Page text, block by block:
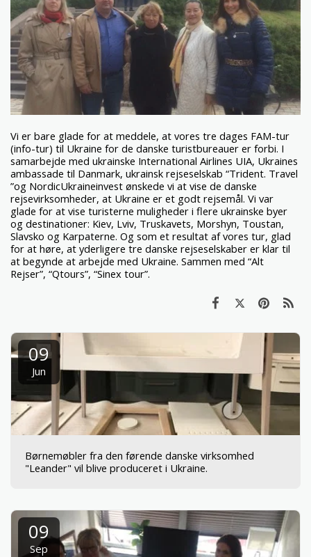
Vi er bare glade for at meddele, at vores tre dages FAM-tur
(info-tur) til Ukraine for de danske turistbureauer er forbi. I
samarbejde med ukrainske International Airlines UIA, Ukraines
ambassade til Danmark, ukrainsk rejseselskab “Trident. Travel
”og NordicUkraineinvest ønskede vi at vise de danske
rejsevirksomheder, at Ukraine er et godt rejsemål. Vi var
glade for at vise turisterne muligheder i flere ukrainske byer
og destinationer: Kiev, Lviv, Truskavets, Morshyn, Toustan,
Slavsko og Karpaterne. Og som et resultat af vores tur, glad
for at høre, at yderligere tre danske rejseselskaber er klar til
at begynde at arbejde med Ukraine. Sammen med “Alt
Rejser”, “Qtours”, “Sinex tour”.
09
Jun
Børnemøbler fra den førende danske virksomhed
"Leander" vil blive produceret i Ukraine.
09
Sep